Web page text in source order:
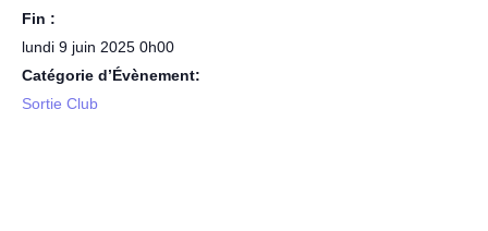
Fin :
lundi 9 juin 2025 0h00
Catégorie d’Évènement:
Sortie Club